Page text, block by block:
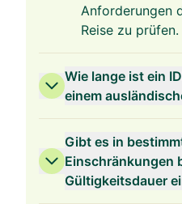
Anforderungen
Reise zu prüfen.
Wie lange ist ein
einem
Gibt es in
Einschränkungen
Gültigkeitsdauer